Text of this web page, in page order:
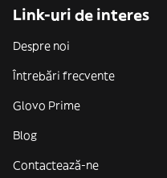
Link-uri de interes
Despre noi
Întrebări frecvente
Glovo Prime
Blog
Contactează-ne